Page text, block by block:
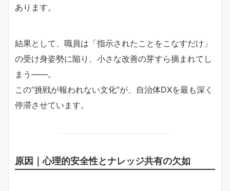
あります。
結果として、職員は「指示されたことをこなすだけ」
の受け身姿勢に陥り、小さな改善の芽すら摘まれてし
まう――。
この“挑戦が報われない文化”が、自治体DXを最も深く
停滞させています。
原因｜心理的安全性とナレッジ共有の欠如